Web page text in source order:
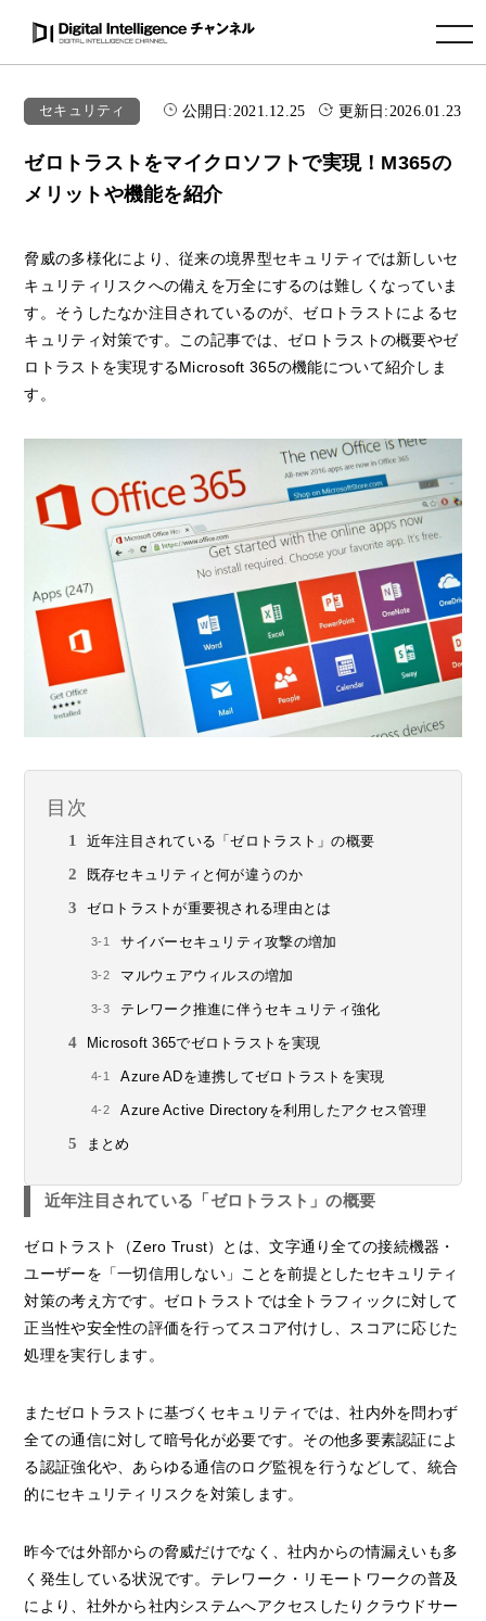
toggle navigation
セキュリティ 公開日:2021.12.25 更新日:2026.01.23
ゼロトラストをマイクロソフトで実現！M365の
メリットや機能を紹介
脅威の多様化により、従来の境界型セキュリティでは新しいセ
キュリティリスクへの備えを万全にするのは難しくなっていま
す。そうしたなか注目されているのが、ゼロトラストによるセ
キュリティ対策です。この記事では、ゼロトラストの概要やゼ
ロトラストを実現するMicrosoft 365の機能について紹介しま
す。
目次
近年注目されている「ゼロトラスト」の概要
既存セキュリティと何が違うのか
ゼロトラストが重要視される理由とは
サイバーセキュリティ攻撃の増加
マルウェアウィルスの増加
テレワーク推進に伴うセキュリティ強化
Microsoft 365でゼロトラストを実現
Azure ADを連携してゼロトラストを実現
Azure Active Directoryを利用したアクセス管理
まとめ
近年注目されている「ゼロトラスト」の概要
ゼロトラスト（Zero Trust）とは、文字通り全ての接続機器・
ユーザーを「一切信用しない」ことを前提としたセキュリティ
対策の考え方です。ゼロトラストでは全トラフィックに対して
正当性や安全性の評価を行ってスコア付けし、スコアに応じた
処理を実行します。
またゼロトラストに基づくセキュリティでは、社内外を問わず
全ての通信に対して暗号化が必要です。その他多要素認証によ
る認証強化や、あらゆる通信のログ監視を行うなどして、統合
的にセキュリティリスクを対策します。
昨今では外部からの脅威だけでなく、社内からの情漏えいも多
く発生している状況です。テレワーク・リモートワークの普及
により、社外から社内システムへアクセスしたりクラウドサー